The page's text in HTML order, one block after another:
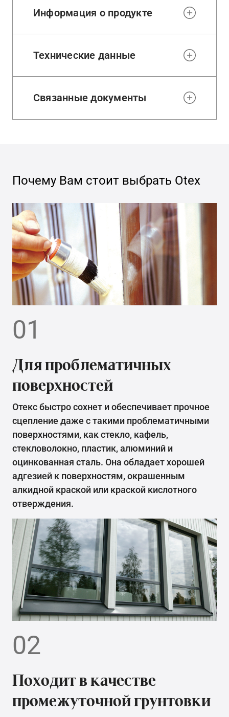
Информация о продукте
Технические данные
Связанные документы
Почему Вам стоит выбрать Otex
01
Для проблематичных
поверхностей
Отекс быстро сохнет и обеспечивает прочное
сцепление даже с такими проблематичными
поверхностями, как стекло, кафель,
стекловолокно, пластик, алюминий и
оцинкованная сталь. Она обладает хорошей
адгезией к поверхностям, окрашенным
алкидной краской или краской кислотного
отверждения.
02
Походит в качестве
промежуточной грунтовки